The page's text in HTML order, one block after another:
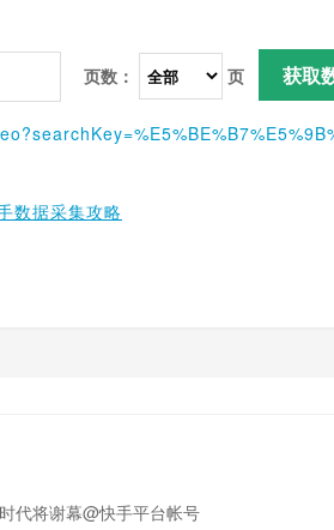
页数：
页 获取
数据采集攻略
代将谢幕@快手平台帐号